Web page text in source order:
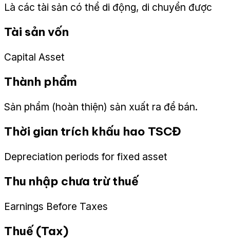
Là các tài sản có thể di động, di chuyển được
Tài sản vốn
Capital Asset
Thành phẩm
Sản phẩm (hoàn thiện) sản xuất ra để bán.
Thời gian trích khấu hao TSCĐ
Depreciation periods for fixed asset
Thu nhập chưa trừ thuế
Earnings Before Taxes
Thuế (Tax)